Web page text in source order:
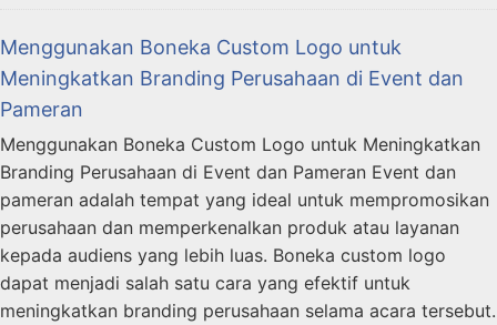
Menggunakan Boneka Custom Logo untuk
Meningkatkan Branding Perusahaan di Event dan
Pameran
Menggunakan Boneka Custom Logo untuk Meningkatkan
Branding Perusahaan di Event dan Pameran Event dan
pameran adalah tempat yang ideal untuk mempromosikan
perusahaan dan memperkenalkan produk atau layanan
kepada audiens yang lebih luas. Boneka custom logo
dapat menjadi salah satu cara yang efektif untuk
meningkatkan branding perusahaan selama acara tersebut.